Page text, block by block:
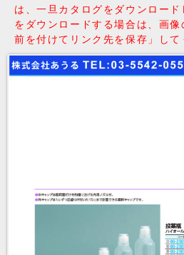
は、一旦カタログをダウンロー
をダウンロードする場合は、画
前を付けてリンク先を保存」して